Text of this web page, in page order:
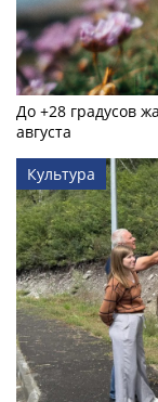
До +28 градусов
августа
Культура